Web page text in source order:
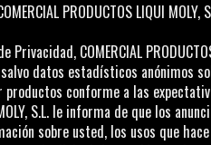
PRODUCTOS LIQUI MOLY,
Privacidad, COMERCIAL
datos estadísticos anónimos
conforme a las
S.L.le informa de que los
sobre usted, los usos que